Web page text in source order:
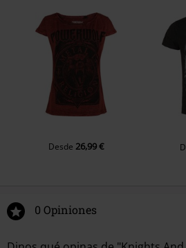
Desde 26,99 €
0 Opiniones